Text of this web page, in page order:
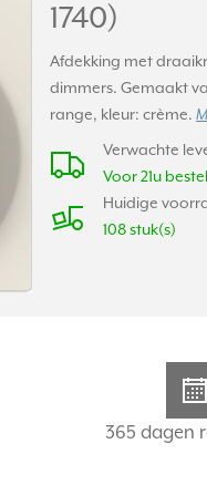
1740)
Afdekking met
dimmers. Gemaakt
range, kleur: crème.
Verwachte
Voor 21u
Huidige
108 stuk(s)
365 dagen